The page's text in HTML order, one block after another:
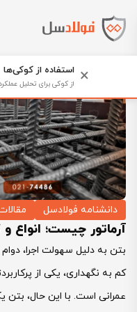
فولادسل
دانشنامه فولادسل
آرماتور چیست؛ انواع و
بتن به دلیل سهولت اجرا،
کم به نگهداری، یکی از
عمرانی است. با این حال، بتن
× استفاده از کوکی‌ها
از کوکی برای تحلیل